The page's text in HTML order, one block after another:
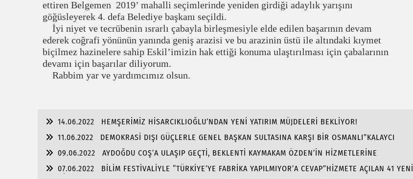
ettiren Belgemen 2019’ mahalli seçimlerinde yeniden girdiği adaylık yarışını
göğüsleyerek 4. defa Belediye başkanı seçildi.
İyi niyet ve tecrübenin ısrarlı çabayla birleşmesiyle elde edilen başarının devam
ederek coğrafi yönünün yanında geniş arazisi ve bu arazinin üstü ile altındaki kıymet
biçilmez hazinelere sahip Eskil’imizin hak ettiği konuma ulaştırılması için çabalarının
devamı için başarılar diliyorum.
Rabbim yar ve yardımcımız olsun.
14.06.2022
HEMŞERİMİZ HİSARCIKLIOĞLU’NDAN YENİ YATIRIM MÜJDELERİ BEKLİYOR!
11.06.2022
DEMOKRASİ DIŞI GÜÇLERLE GENEL BAŞKAN SULTASINA KARŞI BİR OSMANLI”KALAYCI
09.06.2022
AYDOĞDU COŞ’A ULAŞIP GEÇTİ, BEKLENTİ KAYMAKAM ÖZDEN’İN HİZMETLERİNE
07.06.2022
BİLİM FESTİVALİYLE “TÜRKİYE’YE FABRİKA YAPILMIYOR’A CEVAP”HİZMETE AÇILAN 41 YENİ